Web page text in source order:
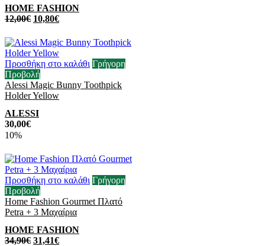
HOME FASHION
12,00€ 10,80€
Προσθήκη στο καλάθι Γρήγορη
Προβολή
Alessi Magic Bunny Toothpick
Holder Yellow
ALESSI
30,00€
10%
Προσθήκη στο καλάθι Γρήγορη
Προβολή
Home Fashion Gourmet Πλατό
Petra + 3 Μαχαίρια
HOME FASHION
34,90€ 31,41€